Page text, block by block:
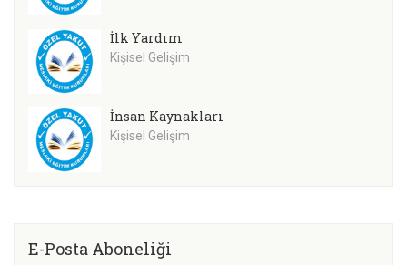
İlk Yardım
Kişisel Gelişim
İnsan Kaynakları
Kişisel Gelişim
E-Posta Aboneliği